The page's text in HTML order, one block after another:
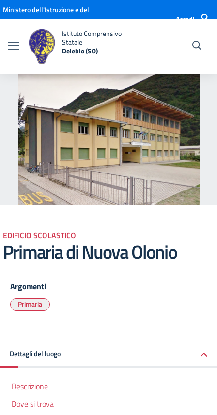
Vai ai contenuti
Vai al menu di navigazione
Vai al footer
Ministero dell'Istruzione e del
Accedi
Istituto Comprensivo
Statale
Delebio (SO)
EDIFICIO SCOLASTICO
Primaria di Nuova Olonio
Argomenti
Primaria
Dettagli del luogo
Descrizione
Dove si trova